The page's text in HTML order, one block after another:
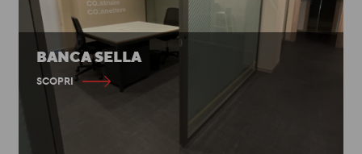
BANCA SELLA
SCOPRI